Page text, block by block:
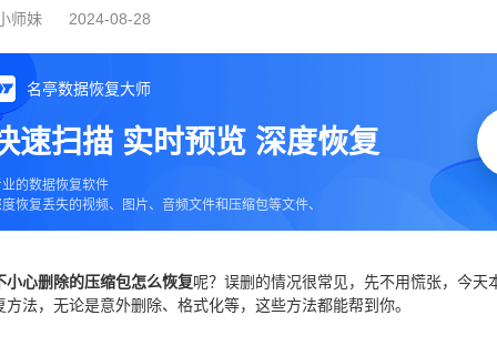
师妹 2024-08-28
名亭数据恢复大师
速扫描 实时预览 深度恢复
的数据恢复软件
恢复丢失的视频、图片、音频文件和压缩包等文件、
小心删除的压缩包怎么恢复呢？误删的情况很常见，先不用慌张，今
方法，无论是意外删除、格式化等，这些方法都能帮到你。